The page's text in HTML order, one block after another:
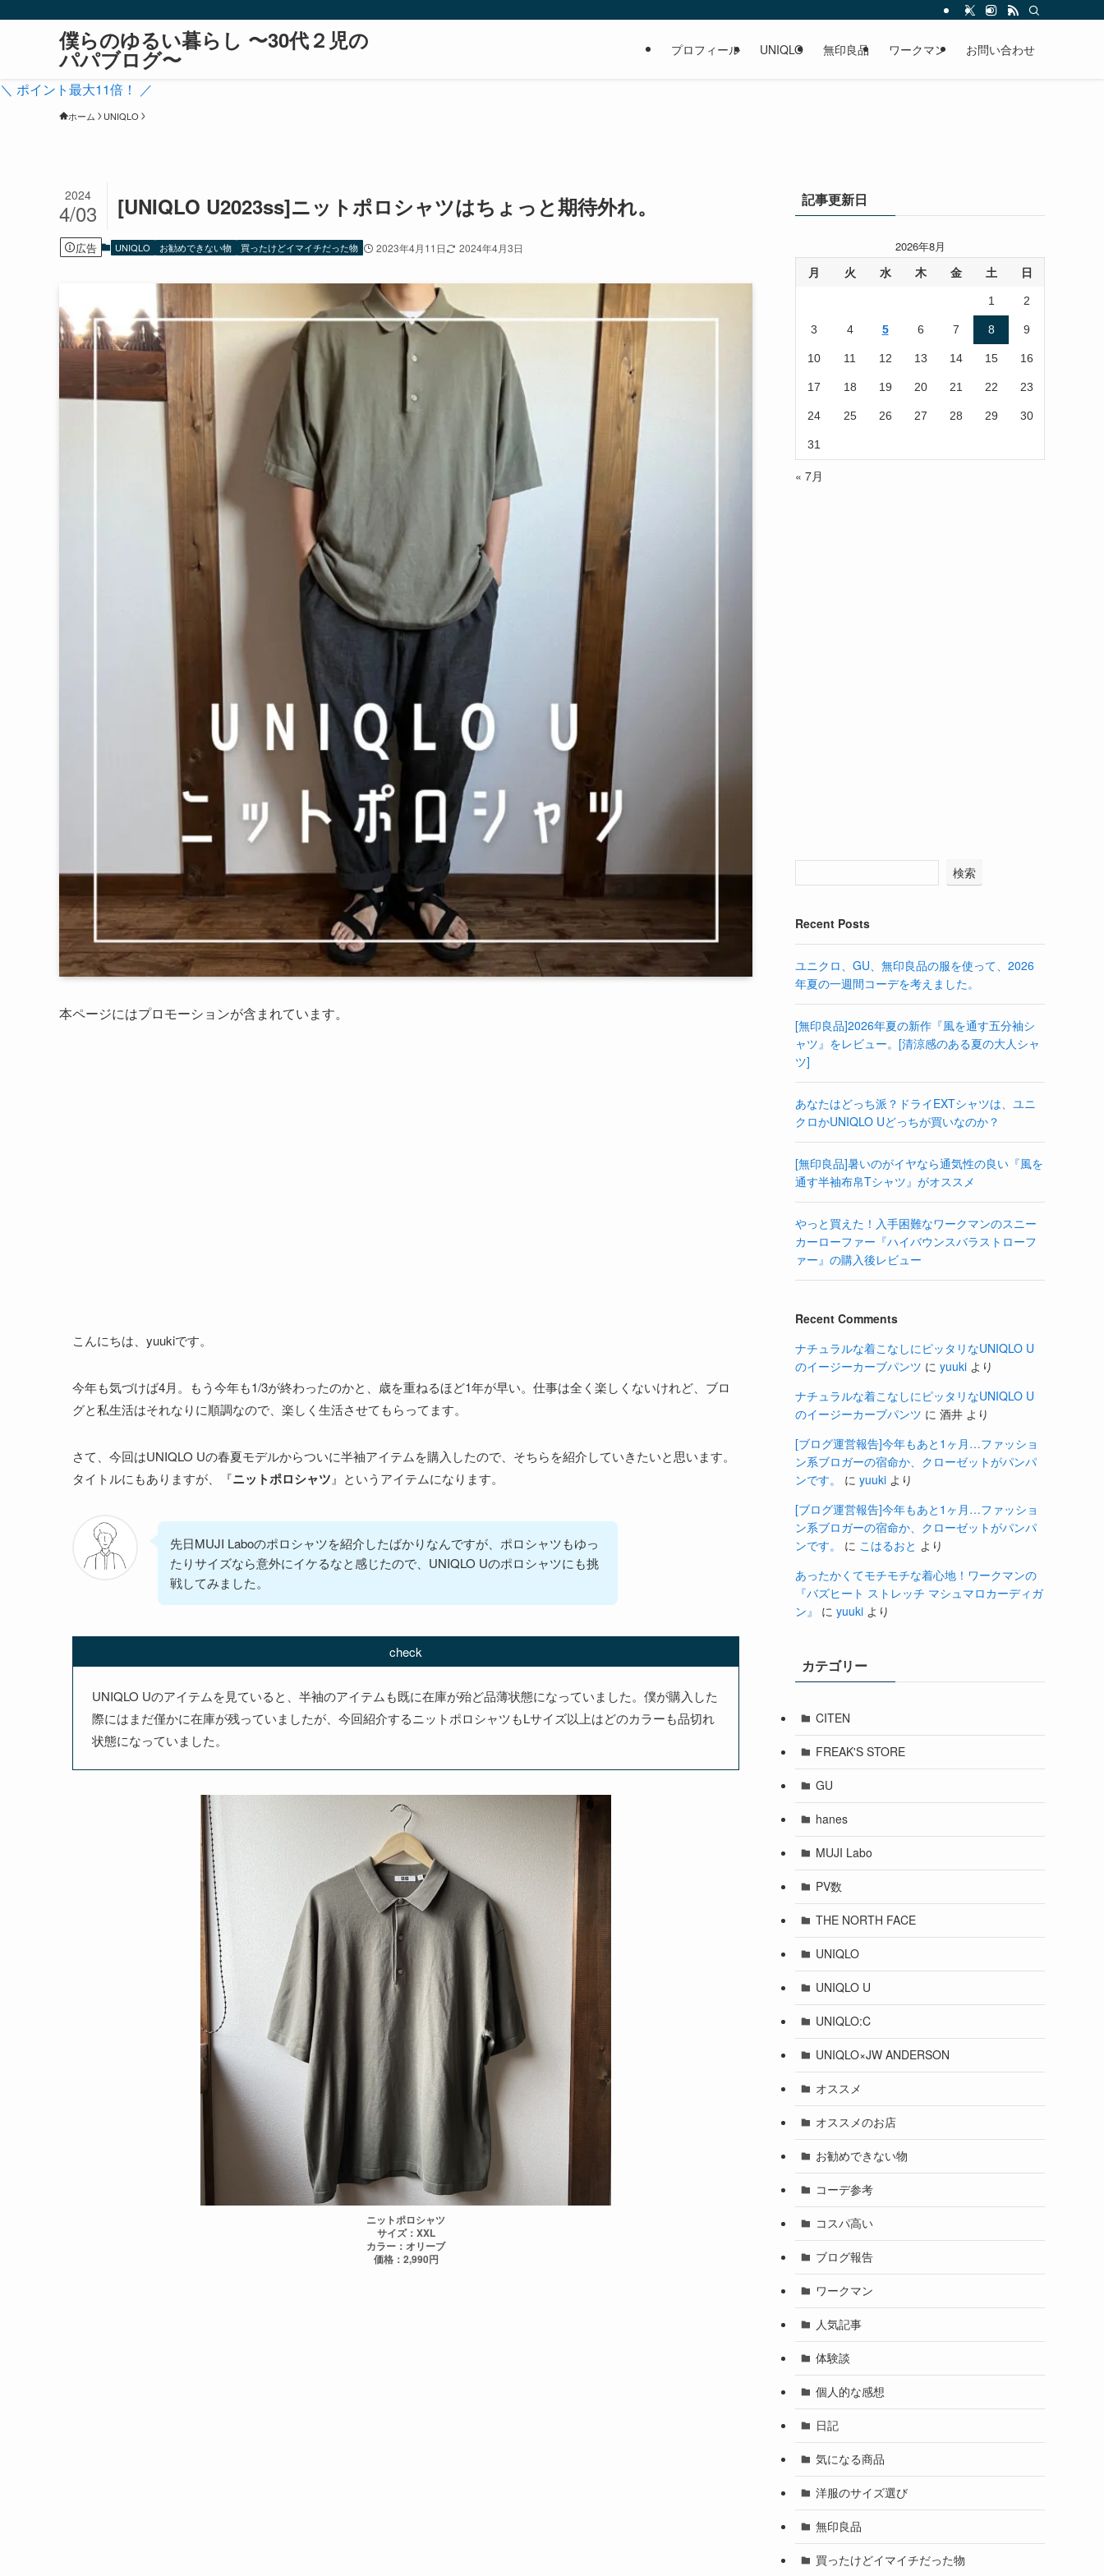
僕らのゆるい暮らし 〜30代２児の
パパブログ〜 プロフィール UNIQLO 無印良品 ワークマン お問い合わせ
＼ ポイント最大11倍！ ／
ホーム UNIQLO
[UNIQLO U2023ss]ニットポロシャツはちょっと期待外れ。
2024
4/03
広告 UNIQLO お勧めできない物 買ったけどイマイチだった物 2023年4月11日 2024年4月3日
本ページにはプロモーションが含まれています。
こんにちは、yuukiです。
今年も気づけば4月。もう今年も1/3が終わったのかと、歳を重ねるほど1年が早い。仕事は全く楽しくないけれど、ブロ
グと私生活はそれなりに順調なので、楽しく生活させてもらってます。
さて、今回はUNIQLO Uの春夏モデルからついに半袖アイテムを購入したので、そちらを紹介していきたいと思います。
タイトルにもありますが、『ニットポロシャツ』というアイテムになります。
先日MUJI Laboのポロシャツを紹介したばかりなんですが、ポロシャツもゆっ
たりサイズなら意外にイケるなと感じたので、UNIQLO Uのポロシャツにも挑
戦してみました。
check
UNIQLO Uのアイテムを見ていると、半袖のアイテムも既に在庫が殆ど品薄状態になっていました。僕が購入した
際にはまだ僅かに在庫が残っていましたが、今回紹介するニットポロシャツもLサイズ以上はどのカラーも品切れ
状態になっていました。
ニットポロシャツ
サイズ：XXL
カラー：オリーブ
価格：2,990円
記事更新日
2026年8月
月 火 水 木 金 土 日
1 2
3 4 5 6 7 8 9
10 11 12 13 14 15 16
17 18 19 20 21 22 23
24 25 26 27 28 29 30
31
« 7月
検索
Recent Posts
ユニクロ、GU、無印良品の服を使って、2026
年夏の一週間コーデを考えました。
[無印良品]2026年夏の新作『風を通す五分袖シ
ャツ』をレビュー。[清涼感のある夏の大人シャ
ツ]
あなたはどっち派？ドライEXTシャツは、ユニ
クロかUNIQLO Uどっちが買いなのか？
[無印良品]暑いのがイヤなら通気性の良い『風を
通す半袖布帛Tシャツ』がオススメ
やっと買えた！入手困難なワークマンのスニー
カーローファー『ハイバウンスバラストローフ
ァー』の購入後レビュー
Recent Comments
ナチュラルな着こなしにピッタリなUNIQLO U
のイージーカーブパンツ に yuuki より
ナチュラルな着こなしにピッタリなUNIQLO U
のイージーカーブパンツ に 酒井 より
[ブログ運営報告]今年もあと1ヶ月…ファッショ
ン系ブロガーの宿命か、クローゼットがパンパ
ンです。
に yuuki より
[ブログ運営報告]今年もあと1ヶ月…ファッショ
ン系ブロガーの宿命か、クローゼットがパンパ
ンです。
に こはるおと より
あったかくてモチモチな着心地！ワークマンの
『バズヒート ストレッチ マシュマロカーディガ
ン』
に yuuki より
カテゴリー
CITEN
FREAK'S STORE
GU
hanes
MUJI Labo
PV数
THE NORTH FACE
UNIQLO
UNIQLO U
UNIQLO:C
UNIQLO×JW ANDERSON
オススメ
オススメのお店
お勧めできない物
コーデ参考
コスパ高い
ブログ報告
ワークマン
人気記事
体験談
個人的な感想
日記
気になる商品
洋服のサイズ選び
無印良品
買ったけどイマイチだった物